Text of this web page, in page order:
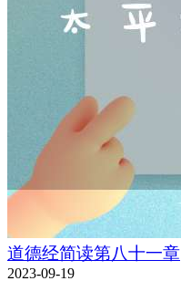
道德经简读第八十一章
2023-09-19